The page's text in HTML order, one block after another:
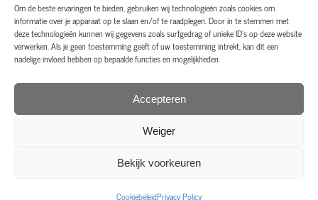
Om de beste ervaringen te bieden, gebruiken wij technologieën zoals cookies om
informatie over je apparaat op te slaan en/of te raadplegen. Door in te stemmen met
deze technologieën kunnen wij gegevens zoals surfgedrag of unieke ID's op deze website
verwerken. Als je geen toestemming geeft of uw toestemming intrekt, kan dit een
nadelige invloed hebben op bepaalde functies en mogelijkheden.
Accepteren
Weiger
Bekijk voorkeuren
CookiebeleidPrivacy Policy